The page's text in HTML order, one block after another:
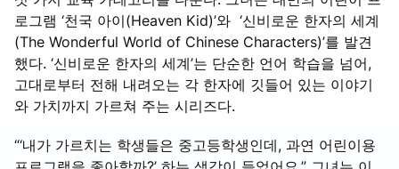
로그램 ‘천국 아이(Heaven Kid)’와 ‘신비로운 한자의 세계
(The Wonderful World of Chinese Characters)’를 발견
했다. ‘신비로운 한자의 세계’는 단순한 언어 학습을 넘어,
고대로부터 전해 내려오는 각 한자에 깃들어 있는 이야기
와 가치까지 가르쳐 주는 시리즈다.
“‘내가 가르치는 학생들은 중고등학생인데, 과연 어린이용